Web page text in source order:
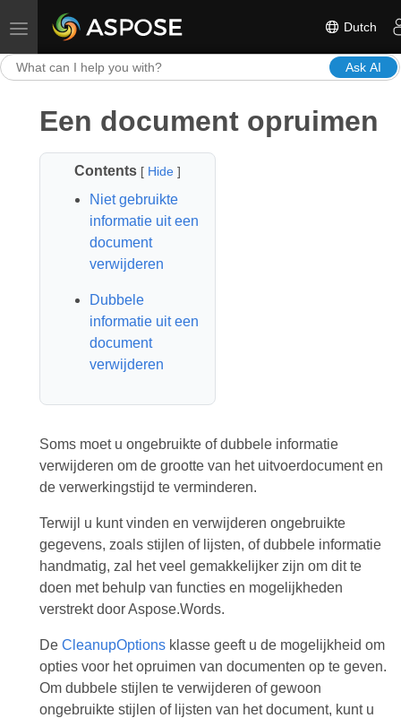
Toggle navigation Dutch
Ask AI
Een document opruimen
Contents [ Hide]
Niet gebruikte
informatie uit een
document
verwijderen
Dubbele
informatie uit een
document
verwijderen
Soms moet u ongebruikte of dubbele informatie
verwijderen om de grootte van het uitvoerdocument en
de verwerkingstijd te verminderen.
Terwijl u kunt vinden en verwijderen ongebruikte
gegevens, zoals stijlen of lijsten, of dubbele informatie
handmatig, zal het veel gemakkelijker zijn om dit te
doen met behulp van functies en mogelijkheden
verstrekt door Aspose.Words.
De CleanupOptionsklasse geeft u de mogelijkheid om
opties voor het opruimen van documenten op te geven.
Om dubbele stijlen te verwijderen of gewoon
ongebruikte stijlen of lijsten van het document, kunt u